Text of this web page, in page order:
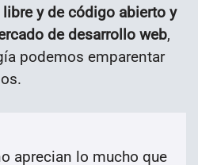
y de código abierto y
de desarrollo web,
podemos emparentar
aprecian lo mucho que